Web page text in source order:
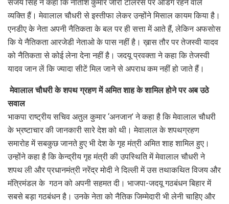
संजय सिंह ने कहा कि नीतीश कुमार जीरो टॉलरेंस पर अडिग रहने वाले
व्यक्ति हैं। मेवालाल चौधरी से इस्तीफा लेकर उन्होंने मिसाल कायम किया है।
एनडीए के नेता अपनी नैतिकता के बल पर ही सत्ता में आते हैं, लेकिन अफसोस
कि ये नैतिकता आरजेडी नेताओ के पास नहीं है। ख़ास तौर पर तेजस्वी यादव
को नैतिकता से कोई लेना देना नहीं है। जदयू प्रवक्ता ने कहा कि तेजस्वी
यादव जान लें कि ज्यादा सीटें मिल जाने से अपराध कम नहीं हो जाते हैं।
मेवालाल चौधरी के शपथ ग्रहण में अमित शाह के शामिल होने पर अब उठे
सवाल
भाकपा राष्ट्रीय सचिव अतुल कुमार ‘अनजान’ ने कहा है कि मेवालाल चौधरी
के भ्रष्टाचार की जानकारी सारे देश को थी। मेवालाल के शपथग्रहण
समारोह में सबकुछ जानते हुए भी देश के गृह मंत्री अमित शाह शामिल हुए।
उन्होंने कहा है कि केन्द्रीय गृह मंत्री की उपस्थिति में मेवालाल चौधरी ने
शपथ ली और प्रधानमंत्री नरेंद्र मोदी ने दिल्ली में उस तथाकथित विजय और
मंत्रिमंडल के गठन को अपनी सहमत दी। भाजपा-जदयू गठबंधन बिहार में
सबसे बड़ा गठबंधन है। उनके नेता को नैतिक जिम्मेदारी भी लेनी चाहिए और